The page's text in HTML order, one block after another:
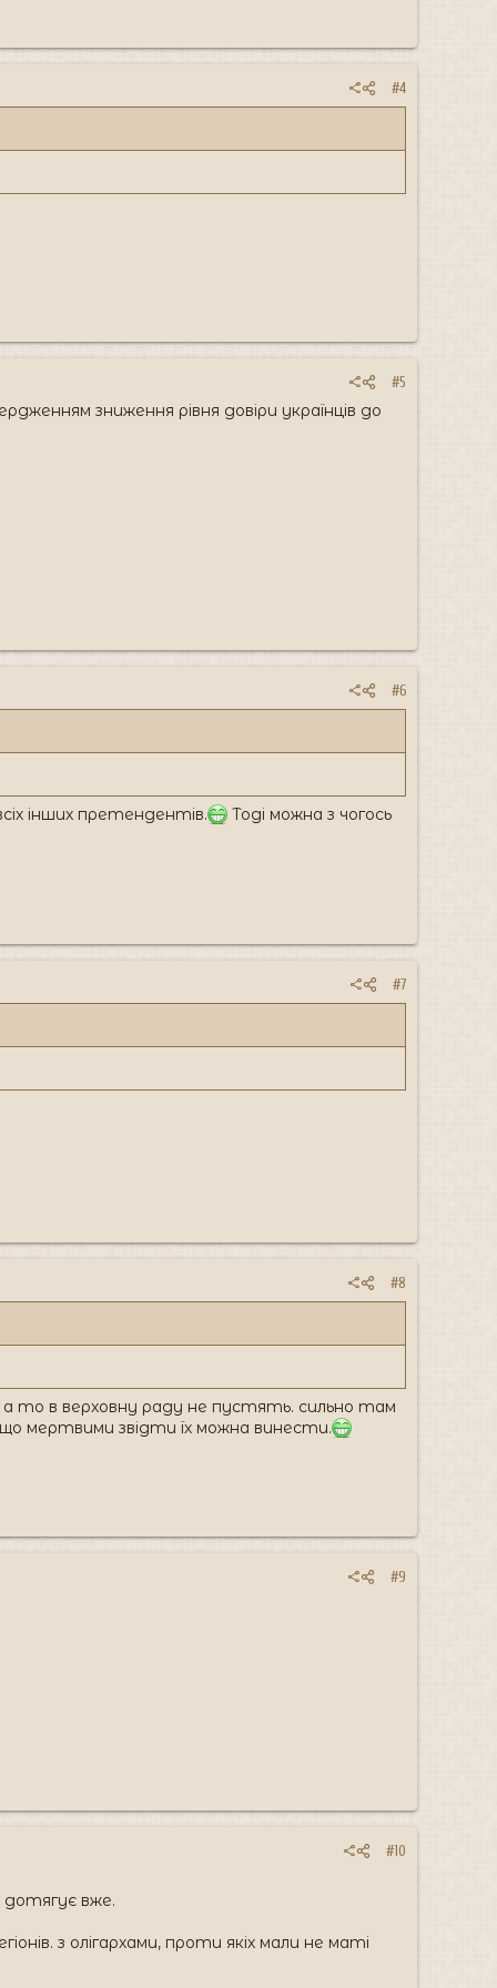
#4
#5
зниження рівня довіри українців до
#6
інших претендентів. Тоді можна з чогось
#7
#8
в верховну раду не пустять. сильно там
що мертвими звідти їх можна винести.
#9
#10
дотягує вже.
з олігархами, проти якіх мали не маті